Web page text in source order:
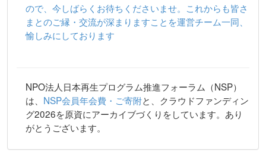
ので、今しばらくお待ちくださいませ。これからも皆さ
まとのご縁・交流が深まりますことを運営チーム一同、
愉しみにしております
NPO法人日本再生プログラム推進フォーラム（NSP）
は、 NSP会員年会費・ご寄附と、クラウドファンディン
グ2026を原資にアーカイブづくりをしています。あり
がとうございます。